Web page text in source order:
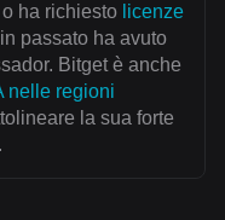
ha richiesto licenze
passato ha avuto
Bitget è anche
nelle regioni
la sua forte